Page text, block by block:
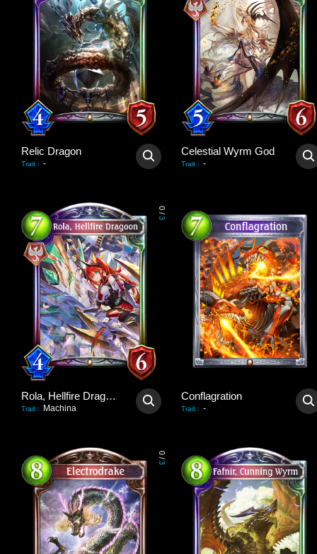
Relic Dragon
Trait : -
Celestial Wyrm God
Trait : -
0
/
3
Rola, Hellfire Dragoon
Trait : Machina
Conflagration
Trait : -
0
/
3